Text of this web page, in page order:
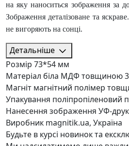
на яку наноситься зображення за
Зображення деталізоване та
не вигоряють на сонці.
Детальніше
Розмір 73*54 мм
Матеріал біла МДФ товщиною
Магніт магнітний полімер
Упакування поліпропіленовий
Нанесення зображення УФ-друк
Виробник magnitik.ua, Україна
Будьте в курсі новинок та